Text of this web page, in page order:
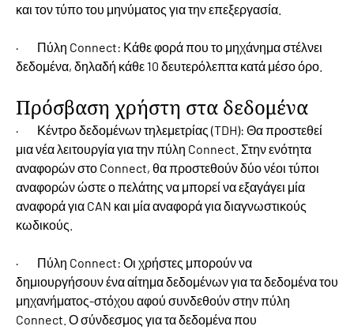
και τον τύπο του μηνύματος για την επεξεργασία.
· Πύλη Connect: Κάθε φορά που το μηχάνημα στέλνει
δεδομένα, δηλαδή κάθε 10 δευτερόλεπτα κατά μέσο όρο.
Πρόσβαση χρήστη στα δεδομένα
· Κέντρο δεδομένων τηλεμετρίας (TDH): Θα προστεθεί
μια νέα λειτουργία για την πύλη Connect. Στην ενότητα
αναφορών στο Connect, θα προστεθούν δύο νέοι τύποι
αναφορών ώστε ο πελάτης να μπορεί να εξαγάγει μία
αναφορά για CAN και μία αναφορά για διαγνωστικούς
κωδικούς.
· Πύλη Connect: Οι χρήστες μπορούν να
δημιουργήσουν ένα αίτημα δεδομένων για τα δεδομένα του
μηχανήματος-στόχου αφού συνδεθούν στην πύλη
Connect. Ο σύνδεσμος για τα δεδομένα που